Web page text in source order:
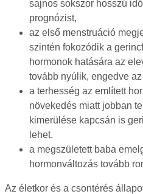
sajnos sokszor hosszú
prognózist,
az első menstruáció
szintén fokozódik a
hormonok hatására az
tovább nyúlik, engedve
a terhesség az említett
növekedés miatt jobban
kimerülése kapcsán is
lehet.
a megszületett baba
hormonváltozás tovább
Az életkor és a csontérés